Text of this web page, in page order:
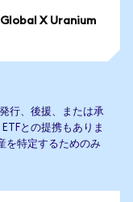
X Uranium
行、後援、または承
との提携もありま
を特定するためのみ